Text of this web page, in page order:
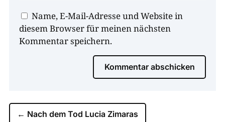
Name, E-Mail-Adresse und Website in
diesem Browser für meinen nächsten
Kommentar speichern.
Kommentar abschicken
← Nach dem Tod Lucia Zimaras